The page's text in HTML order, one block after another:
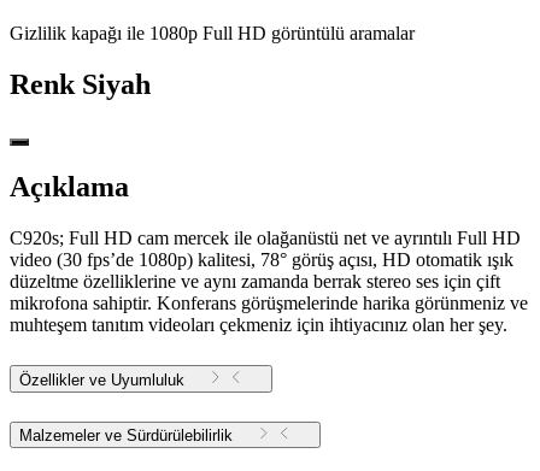
Gizlilik kapağı ile 1080p Full HD görüntülü aramalar
Renk Siyah
Açıklama
C920s; Full HD cam mercek ile olağanüstü net ve ayrıntılı Full HD
video (30 fps’de 1080p) kalitesi, 78° görüş açısı, HD otomatik ışık
düzeltme özelliklerine ve aynı zamanda berrak stereo ses için çift
mikrofona sahiptir. Konferans görüşmelerinde harika görünmeniz ve
muhteşem tanıtım videoları çekmeniz için ihtiyacınız olan her şey.
Özellikler ve Uyumluluk
Malzemeler ve Sürdürülebilirlik